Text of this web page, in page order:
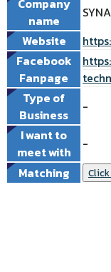
Company
name
Website
Facebook
Fanpage
Type of
Business
-
I want to
meet with
-
Matching